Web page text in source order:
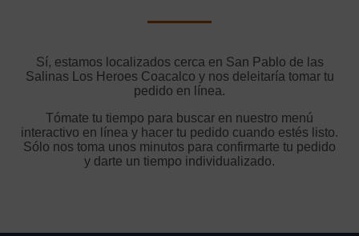
Sí, estamos localizados cerca en San Pablo de las
Salinas Los Heroes Coacalco y nos deleitaría tomar tu
pedido en línea.
Tómate tu tiempo para buscar en nuestro menú
interactivo en línea y hacer tu pedido cuando estés listo.
Sólo nos toma unos minutos para confirmarte tu pedido
y darte un tiempo individualizado.